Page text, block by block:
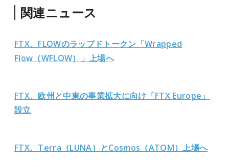
関連ニュース
FTX、FLOWのラップドトークン「Wrapped
Flow（WFLOW）」上場へ
FTX、欧州と中東の事業拡大に向け「FTX Europe」
設立
FTX、Terra（LUNA）とCosmos（ATOM）上場へ